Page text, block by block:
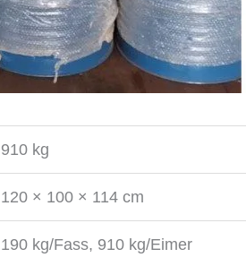
910 kg
120 × 100 × 114 cm
190 kg/Fass, 910 kg/Eimer